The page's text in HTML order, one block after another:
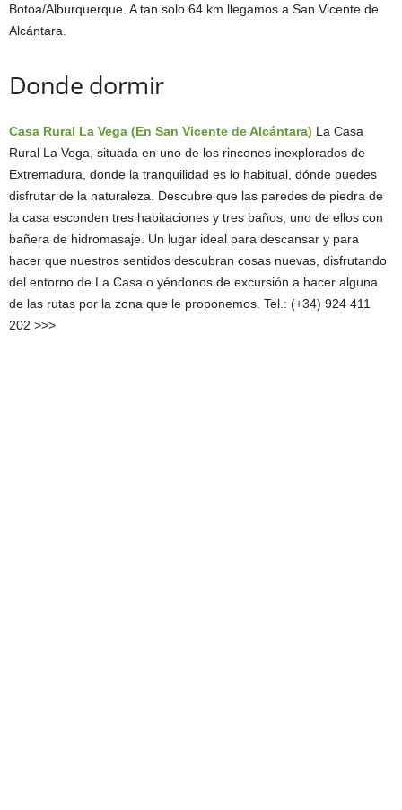
Botoa/Alburquerque. A tan solo 64 km llegamos a San Vicente de
Alcántara.
Donde dormir
Casa Rural La Vega (En San Vicente de Alcántara) La Casa
Rural La Vega, situada en uno de los rincones inexplorados de
Extremadura, donde la tranquilidad es lo habitual, dónde puedes
disfrutar de la naturaleza. Descubre que las paredes de piedra de
la casa esconden tres habitaciones y tres baños, uno de ellos con
bañera de hidromasaje. Un lugar ideal para descansar y para
hacer que nuestros sentidos descubran cosas nuevas, disfrutando
del entorno de La Casa o yéndonos de excursión a hacer alguna
de las rutas por la zona que le proponemos. Tel.: (+34) 924 411
202 >>>